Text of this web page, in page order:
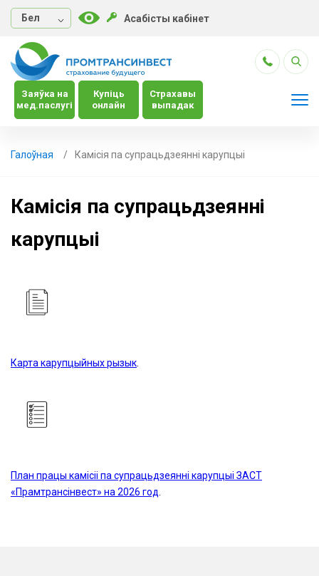
Бел Асабісты кабінет
Заяўка на
мед.паслугі
Купіць
онлайн
Страхавы
выпадак
Галоўная Камісія па супрацьдзеянні карупцыі
Камісія па супрацьдзеянні
карупцыі
Карта карупцыйных рызык
План працы камісіі па супрацьдзеянні карупцыі ЗАСТ
«Прамтрансінвест» на 2026 год